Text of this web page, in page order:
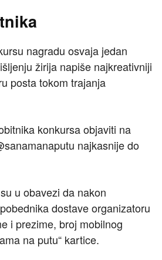
nagradu osvaja jedan
žirija napiše najkreativniji
posta tokom trajanja
konkursa objaviti na
najkasnije do
u obavezi da nakon
dostave organizatoru
i prezime, broj mobilnog
na putu“ kartice.